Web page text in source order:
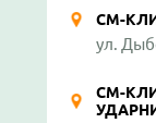
СМ-
ул.
СМ-